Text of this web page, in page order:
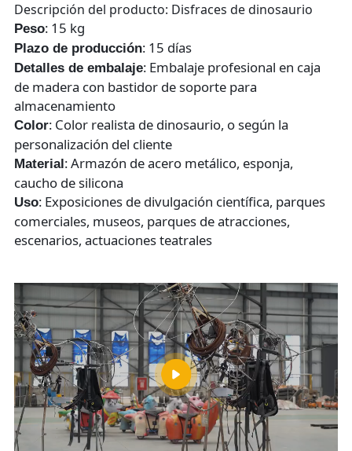
Descripción del producto: Disfraces de dinosaurio
Peso: 15 kg
Plazo de producción: 15 días
Detalles de embalaje: Embalaje profesional en caja
de madera con bastidor de soporte para
almacenamiento
Color: Color realista de dinosaurio, o según la
personalización del cliente
Material : Armazón de acero metálico, esponja,
caucho de silicona
Uso: Exposiciones de divulgación científica, parques
comerciales, museos, parques de atracciones,
escenarios, actuaciones teatrales